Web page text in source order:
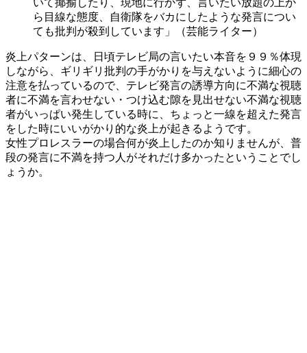
いて揶揄したり、現地に行かず、言いたい放題の上か
ら目線な態度、自衛隊をバカにしたような発言につい
ても批判が殺到しています」（芸能ライター）
炎上パターンは、日頃テレビ局の言いたい本音を９９％体現
しながら、ギリギリ批判の手がかりを与えないように細心の
注意を払っているので、テレビ発言の誘導方向に不満な視聴
者に不満を言わせない・つけ込む隙を見出せない不満な視聴
者がいっぱい発生している時に、ちょっと一線を超えた発言
をした時にいいがかり的な炎上が起きるようです。
女性プロレスラーの場合何が炎上したのか知りませんが、普
段の発言に不満を持つ人がそれだけ多かったということでし
ょうか。